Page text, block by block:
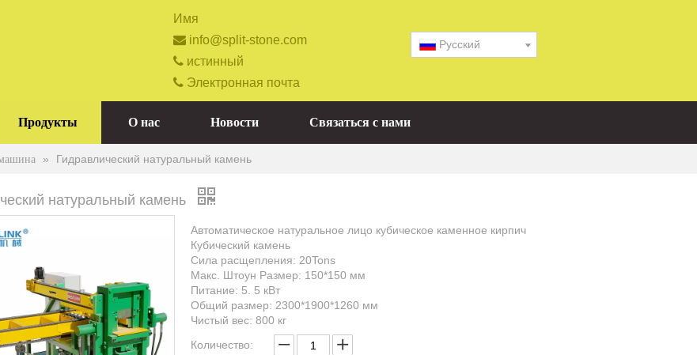
Имя
 info@split-stone.com
 истинный
 Электронная почта
Pусский
Продукты О нас Новости Связаться с нами
» Гидравлический натуральный камень
натуральный камень
Автоматическое натуральное лицо кубическое каменное кирпич
Кубический камень
Сила расщепления: 20Tons
Макс. Штоун Размер: 150*150 мм
Питание: 5. 5 кВт
Общий размер: 2300*1900*1260 мм
Чистый вес: 800 кг
Количество: